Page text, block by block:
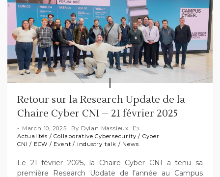
Retour sur la Research Update de la
Chaire Cyber CNI – 21 février 2025
March 10, 2025 By Dylan Massieux
Actualités /Collaborative Cybersecurity / Cyber
CNI / ECW / Event / industry talk / News
Le 21 février 2025, la Chaire Cyber CNI a tenu sa
première Research Update de l’année au Campus